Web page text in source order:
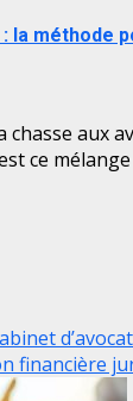
la méthode
aux
ce
financière